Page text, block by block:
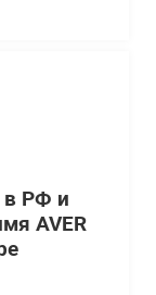
в РФ и
AVER